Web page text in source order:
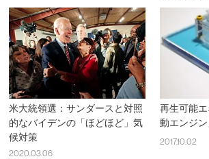
米大統領選：サンダースと対照
的なバイデンの「ほどほど」気
候対策
2020.03.06
再生可能
動エンジ
2017.10.02